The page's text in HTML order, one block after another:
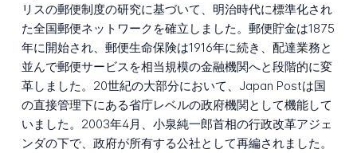
リスの郵便制度の研究に基づいて、明治時代に標準化され
た全国郵便ネットワークを確立しました。郵便貯金は1875
年に開始され、郵便生命保険は1916年に続き、配達業務と
並んで郵便サービスを相当規模の金融機関へと段階的に変
革しました。20世紀の大部分において、Japan Postは国
の直接管理下にある省庁レベルの政府機関として機能して
いました。2003年4月、小泉純一郎首相の行政改革アジェ
ンダの下で、政府が所有する公社として再編されました。